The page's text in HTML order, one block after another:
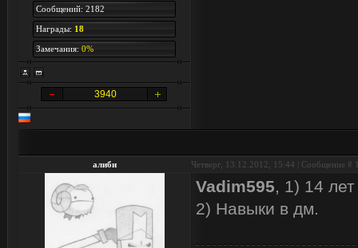
Сообщений: 2182
Награды: 18
Замечания: 0%
3940
алиби Четверг, 13.12.2012, 15:44 | Сообщение #
Vadim595, 1) 14
2) Навыки в дм.